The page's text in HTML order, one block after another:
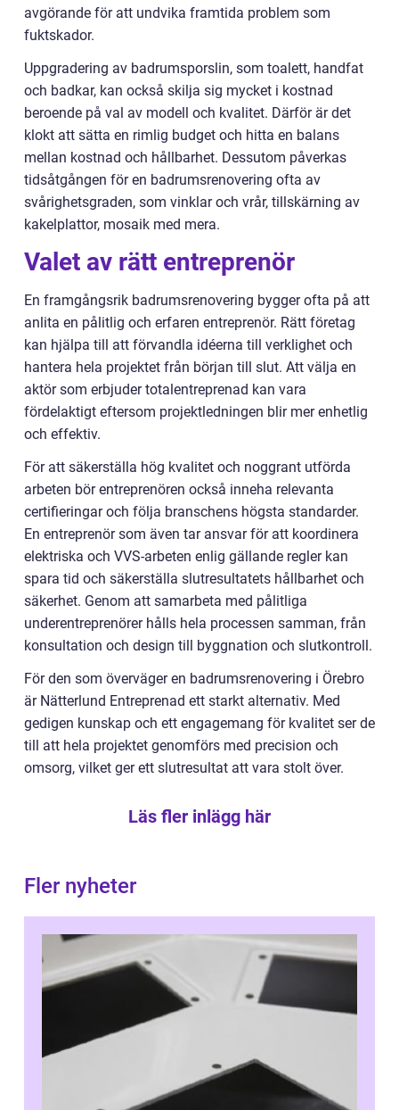
avgörande för att undvika framtida problem som
fuktskador.
Uppgradering av badrumsporslin, som toalett, handfat
och badkar, kan också skilja sig mycket i kostnad
beroende på val av modell och kvalitet. Därför är det
klokt att sätta en rimlig budget och hitta en balans
mellan kostnad och hållbarhet. Dessutom påverkas
tidsåtgången för en badrumsrenovering ofta av
svårighetsgraden, som vinklar och vrår, tillskärning av
kakelplattor, mosaik med mera.
Valet av rätt entreprenör
En framgångsrik badrumsrenovering bygger ofta på att
anlita en pålitlig och erfaren entreprenör. Rätt företag
kan hjälpa till att förvandla idéerna till verklighet och
hantera hela projektet från början till slut. Att välja en
aktör som erbjuder totalentreprenad kan vara
fördelaktigt eftersom projektledningen blir mer enhetlig
och effektiv.
För att säkerställa hög kvalitet och noggrant utförda
arbeten bör entreprenören också inneha relevanta
certifieringar och följa branschens högsta standarder.
En entreprenör som även tar ansvar för att koordinera
elektriska och VVS-arbeten enlig gällande regler kan
spara tid och säkerställa slutresultatets hållbarhet och
säkerhet. Genom att samarbeta med pålitliga
underentreprenörer hålls hela processen samman, från
konsultation och design till byggnation och slutkontroll.
För den som överväger en badrumsrenovering i Örebro
är Nätterlund Entreprenad ett starkt alternativ. Med
gedigen kunskap och ett engagemang för kvalitet ser de
till att hela projektet genomförs med precision och
omsorg, vilket ger ett slutresultat att vara stolt över.
Läs fler inlägg här
Fler nyheter